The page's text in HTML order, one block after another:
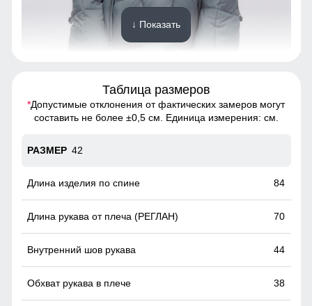
Надёжно защищает от холода, ветра и осадков. Идеален
для зимней погоды, не требует головного убора.
Удобно расстёгивается снизу, не стесняет движения,
транспорте.
↓ Показать
Таблица размеров
*Допустимые отклонения от фактических замеров могут
составить не более ±0,5 см. Единица измерения: см.
42
84
70
44
38